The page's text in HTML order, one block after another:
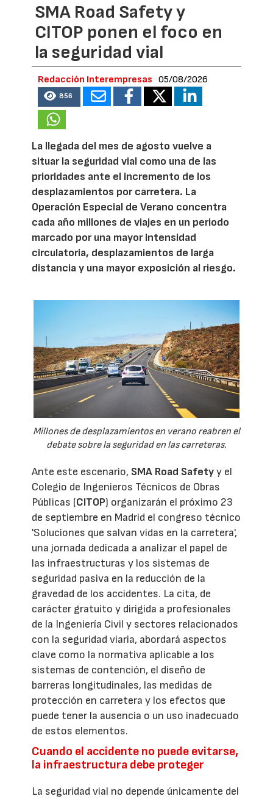
SMA Road Safety y
CITOP ponen el foco en
la seguridad vial
Redacción Interempresas 05/08/2026
856
La llegada del mes de agosto vuelve a
situar la seguridad vial como una de las
prioridades ante el incremento de los
desplazamientos por carretera. La
Operación Especial de Verano concentra
cada año millones de viajes en un periodo
marcado por una mayor intensidad
circulatoria, desplazamientos de larga
distancia y una mayor exposición al riesgo.
Millones de desplazamientos en verano reabren el
debate sobre la seguridad en las carreteras.
Ante este escenario, SMA Road Safetyy el
Colegio de Ingenieros Técnicos de Obras
Públicas (CITOP) organizarán el próximo 23
de septiembre en Madrid el congreso técnico
'Soluciones que salvan vidas en la carretera',
una jornada dedicada a analizar el papel de
las infraestructuras y los sistemas de
seguridad pasiva en la reducción de la
gravedad de los accidentes. La cita, de
carácter gratuito y dirigida a profesionales
de la Ingeniería Civil y sectores relacionados
con la seguridad viaria, abordará aspectos
clave como la normativa aplicable a los
sistemas de contención, el diseño de
barreras longitudinales, las medidas de
protección en carretera y los efectos que
puede tener la ausencia o un uso inadecuado
de estos elementos.
Cuando el accidente no puede evitarse,
la infraestructura debe proteger
La seguridad vial no depende únicamente del